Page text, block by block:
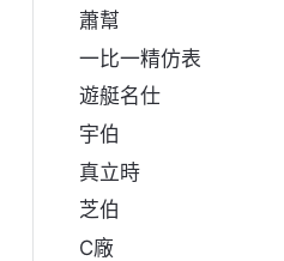
蕭幫
一比一精仿表
遊艇名仕
宇伯
真立時
芝伯
C廠